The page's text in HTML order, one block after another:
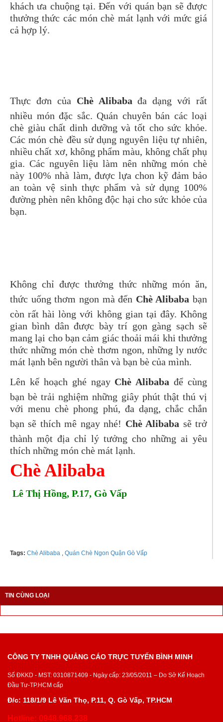
khách ưa chuộng tại. Đến với quán bạn sẽ được
thưởng thức các món chè mát lạnh với mức giá
cả hợp lý.
Thực đơn của Chè Alibaba đa dạng với rất
nhiều món đặc sắc. Quán chuyên bán các loại
chè giàu chất dinh dưỡng và tốt cho sức khỏe.
Các món chè đều sử dụng nguyên liệu tự nhiên,
nhiều chất xơ, không phẩm màu, không chất phụ
gia. Các nguyên liệu làm nên những món chè
này 100% nhà làm, được lựa chon kỹ đảm bảo
an toàn vệ sinh thực phẩm và sử dụng 100%
đường phèn nên không độc hại cho sức khỏe của
bạn.
Không chỉ được thưởng thức những món ăn,
thức uống thơm ngon mà đến Chè Alibaba bạn
còn rất hài lòng với không gian tại đây. Không
gian bình dân được bày trí gọn gàng sạch sẽ
mang lại cho bạn cảm giác thoải mái khi thưởng
thức những món chè thơm ngon, những ly nước
mát lạnh bên người thân và bạn bè của mình.
Lên kế hoạch ghé ngay Chè Alibabađể cùng
bạn bè trải nghiệm những giây phút thật thú vị
với menu chè phong phú, đa dạng, chắc chắn
bạn sẽ thích mê ngay nhé! Chè Alibaba sẽ trở
thành một địa chỉ lý tưởng cho những ai yêu
thích những món chè mát lạnh.
Chè Alibaba
Lê Thị Hồng, P.17, Gò Vấp
Tags: Chè Alibaba , Quán Chè Ngon Quận Gò Vấp
TIN CÙNG LOẠI
CÔNG TY TNHH QUẢNG CÁO TRỰC TUYẾN BÌNH MINH
Số ĐKKD - MST: 0310871409 - Ngày cấp: 23/05/2011 – Do Sở Kế Hoạch
Đầu Tư-TP.HCM cấp
Đ/c: 118/1/9 Lê Văn Thọ, P.11, Q. Gò Vấp, TP.HCM
Hotline: 0948.968.238